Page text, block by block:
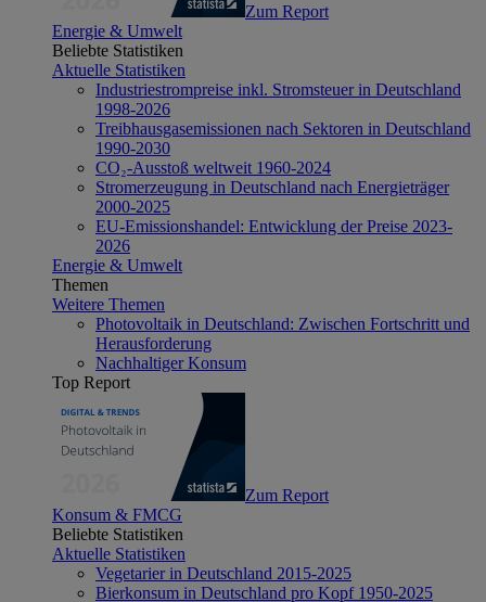
Zum Report
Energie & Umwelt
Beliebte Statistiken
Aktuelle Statistiken
Industriestrompreise inkl. Stromsteuer in Deutschland
1998-2026
Treibhausgasemissionen nach Sektoren in Deutschland
1990-2030
CO₂-Ausstoß weltweit 1960-2024
Stromerzeugung in Deutschland nach Energieträger
2000-2025
EU-Emissionshandel: Entwicklung der Preise 2023-
2026
Energie & Umwelt
Themen
Weitere Themen
Photovoltaik in Deutschland: Zwischen Fortschritt und
Herausforderung
Nachhaltiger Konsum
Top Report
Zum Report
Konsum & FMCG
Beliebte Statistiken
Aktuelle Statistiken
Vegetarier in Deutschland 2015-2025
Bierkonsum in Deutschland pro Kopf 1950-2025